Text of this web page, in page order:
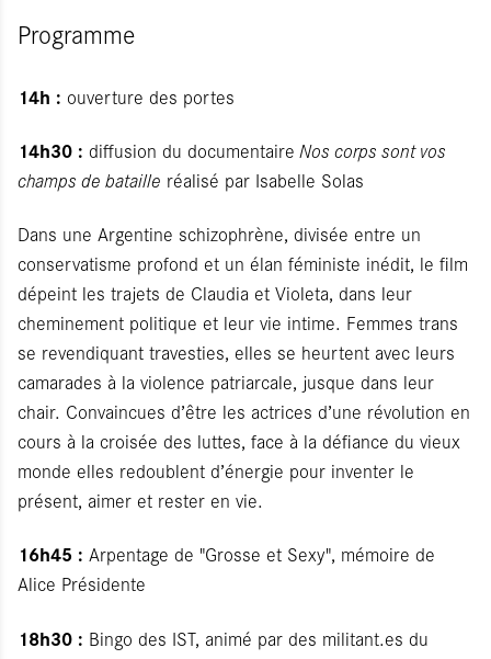
Programme
14h : ouverture des portes
14h30 : diffusion du documentaire Nos corps sont vos
champs de bataille réalisé par Isabelle Solas
Dans une Argentine schizophrène, divisée entre un
conservatisme profond et un élan féministe inédit, le film
dépeint les trajets de Claudia et Violeta, dans leur
cheminement politique et leur vie intime. Femmes trans
se revendiquant travesties, elles se heurtent avec leurs
camarades à la violence patriarcale, jusque dans leur
chair. Convaincues d’être les actrices d’une révolution en
cours à la croisée des luttes, face à la défiance du vieux
monde elles redoublent d’énergie pour inventer le
présent, aimer et rester en vie.
16h45 : Arpentage de "Grosse et Sexy", mémoire de
Alice Présidente
18h30 : Bingo des IST, animé par des militant.es du